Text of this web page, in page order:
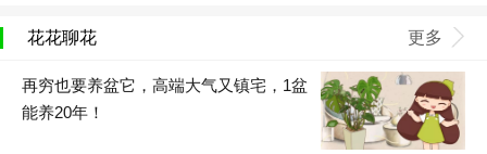
花花聊花 更多
再穷也要养盆它，高端大气又镇宅，1盆
能养20年！